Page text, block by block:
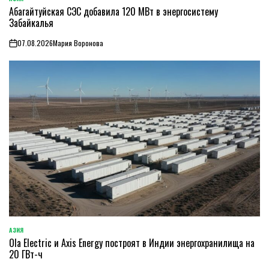
ОПУБЛИКОВАНО
В
Абагайтуйская СЭС добавила 120 МВт в энергосистему
Забайкалья
on07.08.2026Мария Воронова
ОПУБЛИКОВАНО
В
АЗИЯ
Ola Electric и Axis Energy построят в Индии энергохранилища на
20 ГВт-ч